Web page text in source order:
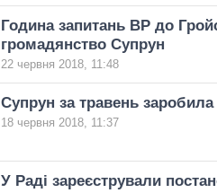
Година запитань ВР до
громадянство Супрун
22 червня 2018, 11:48
Супрун за травень
18 червня 2018, 11:37
У Раді зареєстрували